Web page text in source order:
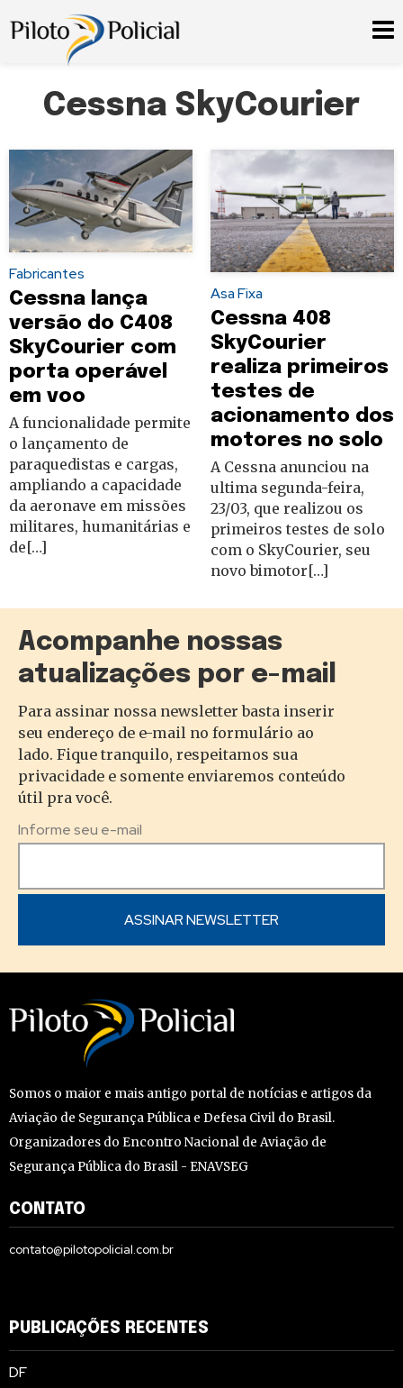
Cessna SkyCourier
Fabricantes
Cessna lança
versão do C408
SkyCourier com
porta operável
em voo
A funcionalidade permite
o lançamento de
paraquedistas e cargas,
ampliando a capacidade
da aeronave em missões
militares, humanitárias e
de[…]
Asa Fixa
Cessna 408
SkyCourier
realiza primeiros
testes de
acionamento dos
motores no solo
A Cessna anunciou na
ultima segunda-feira,
23/03, que realizou os
primeiros testes de solo
com o SkyCourier, seu
novo bimotor[…]
Acompanhe nossas
atualizações por e-mail
Para assinar nossa newsletter basta inserir
seu endereço de e-mail no formulário ao
lado. Fique tranquilo, respeitamos sua
privacidade e somente enviaremos conteúdo
útil pra você.
Informe seu e-mail
Somos o maior e mais antigo portal de notícias e artigos da
Aviação de Segurança Pública e Defesa Civil do Brasil.
Organizadores do Encontro Nacional de Aviação de
Segurança Pública do Brasil - ENAVSEG
CONTATO
contato@pilotopolicial.com.br
PUBLICAÇÕES RECENTES
DF